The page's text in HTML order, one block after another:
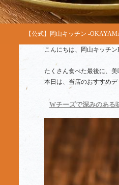
【公式】岡山キッチン
こんにちは、岡山キッチン
たくさん食べた最後に、
本日は、当店のおすすめ
Wチーズで深みのある